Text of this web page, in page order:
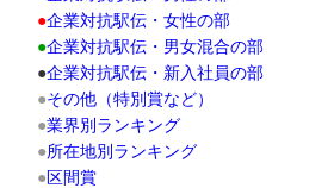
●企業対抗駅伝・女性の部
●企業対抗駅伝・男女混合の部
●企業対抗駅伝・新入社員の部
●その他（特別賞など）
●業界別ランキング
●所在地別ランキング
●区間賞